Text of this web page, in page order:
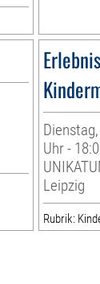
Uhr -
Leipzig
Rubrik: